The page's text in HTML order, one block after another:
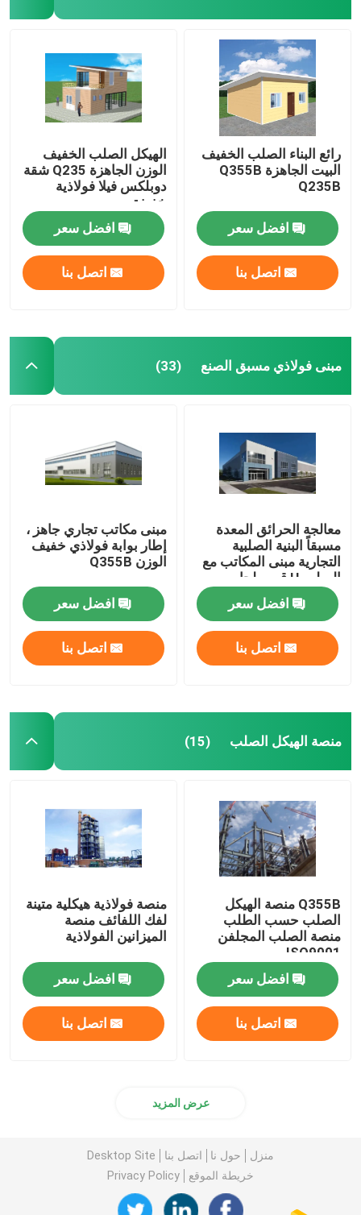
رائع البناء الصلب الخفيف
البيت الجاهزة Q355B
Q235B
افضل سعر
اتصل بنا
الهيكل الصلب الخفيف
الوزن الجاهزة Q235 شقة
دوبلكس فيلا فولاذية
خفيفة
افضل سعر
اتصل بنا
مبنى فولاذي مسبق الصنع (33)
معالجة الحرائق المعدة
مسبقاً البنية الصلبية
التجارية مبنى المكاتب مع
الصلب H قسم لحام
افضل سعر
اتصل بنا
مبنى مكاتب تجاري جاهز ،
إطار بوابة فولاذي خفيف
الوزن Q355B
افضل سعر
اتصل بنا
منصة الهيكل الصلب (15)
Q355B منصة الهيكل
الصلب حسب الطلب
منصة الصلب المجلفن
ISO9001
افضل سعر
اتصل بنا
منصة فولاذية هيكلية متينة
لفك اللفائف منصة
الميزانين الفولاذية
افضل سعر
اتصل بنا
عرض المزيد
منزل حول نا اتصل بنا
Desktop Site
خريطة الموقع
Privacy Policy